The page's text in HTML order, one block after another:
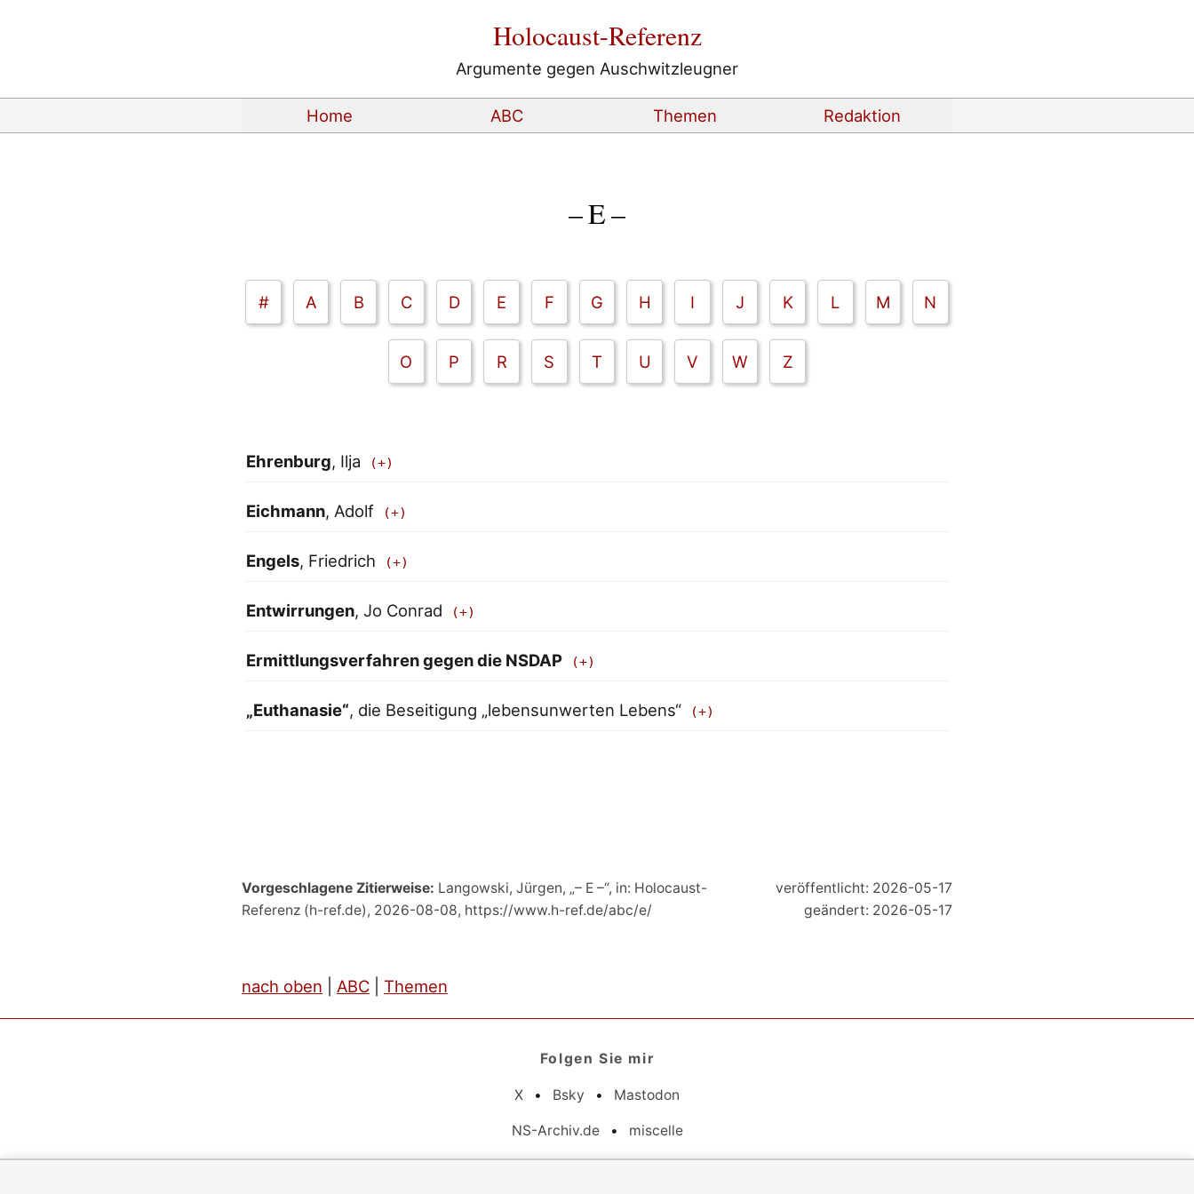
Holocaust-Referenz
Argumente gegen Auschwitzleugner
Home ABC Themen Redaktion
– E –
# A B C D E F G H I J K L M N
O P R S T U V W Z
Ehrenburg, Ilja
Eichmann, Adolf
Engels, Friedrich
Entwirrungen, Jo Conrad
Ermittlungsverfahren gegen die NSDAP
„Euthanasie“, die Beseitigung „lebensunwerten Lebens“
Vorgeschlagene Zitierweise: Langowski, Jürgen, „– E –“, in: Holocaust-
Referenz (h-ref.de), 2026-08-08, https://www.h-ref.de/abc/e/
veröffentlicht: 2026-05-17
geändert: 2026-05-17
nach oben ABC Themen
Folgen Sie mir
X • Bsky • Mastodon
NS-Archiv.de • miscelle